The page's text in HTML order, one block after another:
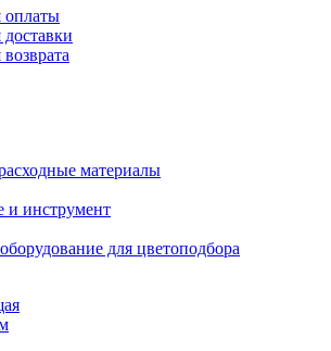
оплаты
материалы
и инструмент
для цветоподбора